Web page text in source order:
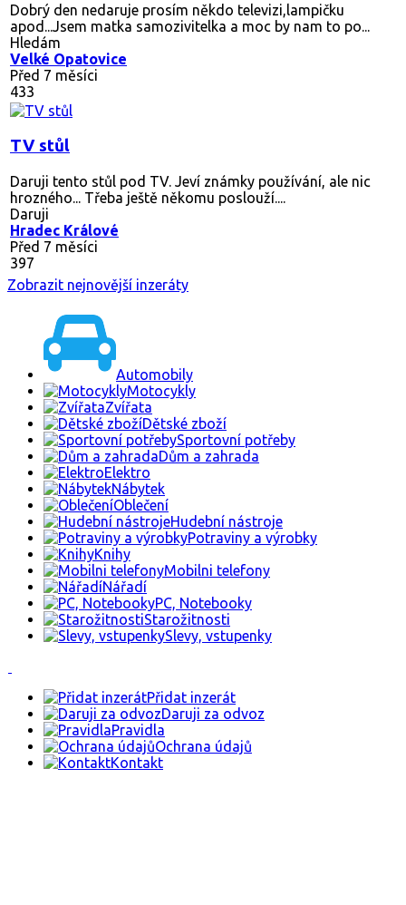
Dobrý den nedaruje prosím někdo televizi,lampičku
apod...Jsem matka samozivitelka a moc by nam to po...
Hledám
Velké Opatovice
Před 7 měsíci
433
TV stůl
Daruji tento stůl pod TV. Jeví známky používání, ale nic
hrozného... Třeba ještě někomu poslouží....
Daruji
Hradec Králové
Před 7 měsíci
397
Zobrazit nejnovější inzeráty
Automobily
Motocykly
Zvířata
Dětské zboží
Sportovní potřeby
Dům a zahrada
Elektro
Nábytek
Oblečení
Hudební nástroje
Potraviny a výrobky
Knihy
Mobilni telefony
Nářadí
PC, Notebooky
Starožitnosti
Slevy, vstupenky
Přidat inzerát
Daruji za odvoz
Pravidla
Ochrana údajů
Kontakt